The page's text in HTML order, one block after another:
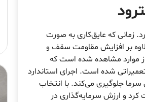
زمانی که عایق‌کاری به صورت
بر افزایش مقاومت سقف و
از موارد مشاهده شده است که
شده است. اجرای استاندارد
جلوگیری می‌کند. با انتخاب
و ارزش سرمایه‌گذاری در